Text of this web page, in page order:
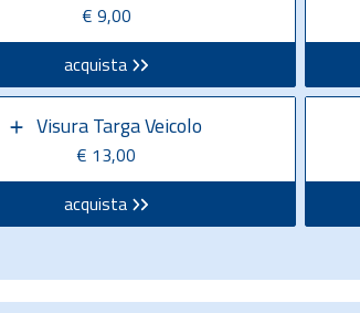
€ 9,00
acquista
Visura Targa Veicolo
€ 13,00
acquista